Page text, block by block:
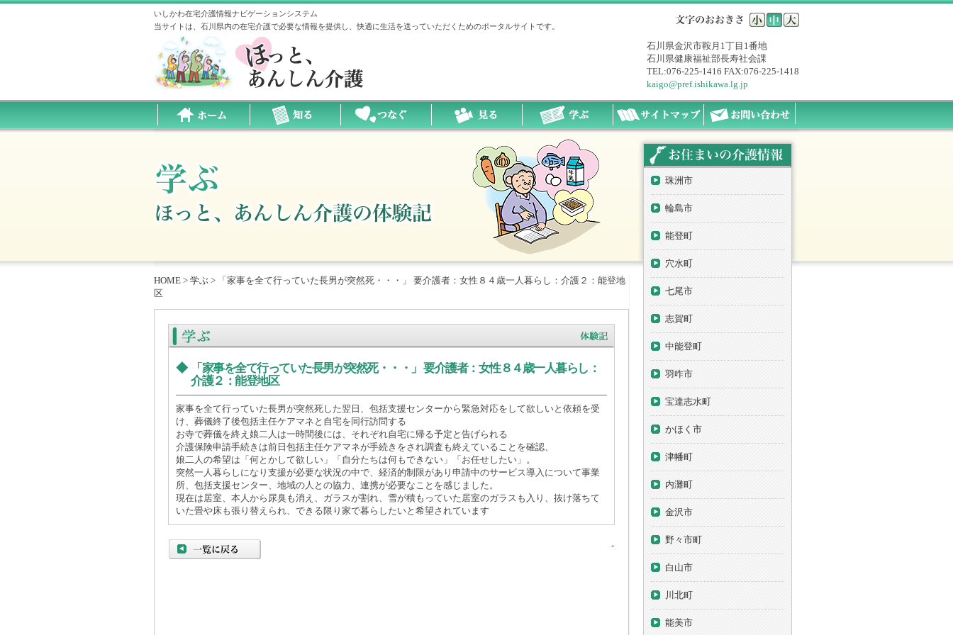
石川県金沢市鞍月1丁目1番地
石川県健康福祉部長寿社会課
TEL:076-225-1416 FAX:076-225-1418
kaigo@pref.ishikawa.lg.jp
いしかわ在宅介護情報ナビゲーションシステム
当サイトは、石川県内の在宅介護で必要な情報を提供し、快適に生活を送っていただくためのポータルサイトです。
珠洲市
輪島市
能登町
穴水町
七尾市
志賀町
中能登町
羽咋市
宝達志水町
かほく市
津幡町
内灘町
金沢市
野々市町
白山市
川北町
能美市
HOME > 学ぶ >
「家事を全て行っていた長男が突然死・・・」 要介護者：女性８４歳一人暮らし：介護２：能登地
区
◆
「家事を全て行っていた長男が突然死・・・」 要介護者：女性８４歳一人暮らし：
介護２：能登地区
家事を全て行っていた長男が突然死した翌日、包括支援センターから緊急対応をして欲しいと依頼を受
け、葬儀終了後包括主任ケアマネと自宅を同行訪問する
お寺で葬儀を終え娘二人は一時間後には、それぞれ自宅に帰る予定と告げられる
介護保険申請手続きは前日包括主任ケアマネが手続きをされ調査も終えていることを確認、
娘二人の希望は「何とかして欲しい」「自分たちは何もできない」「お任せしたい」。
突然一人暮らしになり支援が必要な状況の中で、経済的制限があり申請中のサービス導入について事業
所、包括支援センター、地域の人との協力、連携が必要なことを感じました。
現在は居室、本人から尿臭も消え、ガラスが割れ、雪が積もっていた居室のガラスも入り、抜け落ちて
いた畳や床も張り替えられ、できる限り家で暮らしたいと希望されています
-